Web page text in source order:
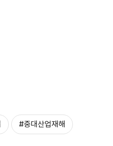
#중대산업재해